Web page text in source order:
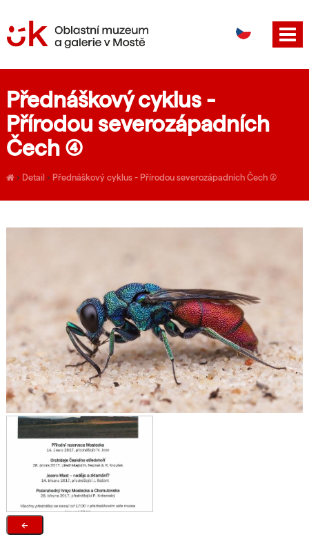
EN
Přednáškový cyklus -
Přírodou severozápadních
Čech (4)
› Detail › Přednáškový cyklus - Přírodou severozápadních Čech (4)
←